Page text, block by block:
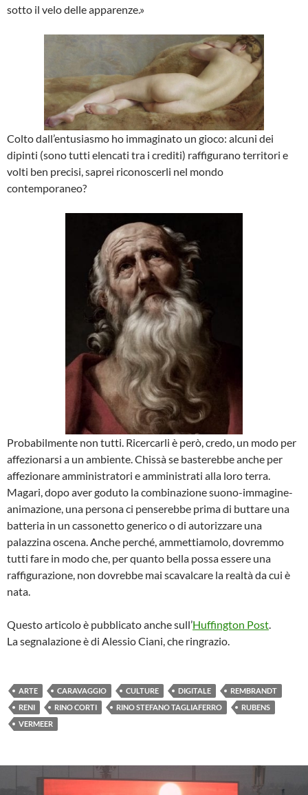
sotto il velo delle apparenze.»
Colto dall’entusiasmo ho immaginato un gioco: alcuni dei
dipinti (sono tutti elencati tra i crediti) raffigurano territori e
volti ben precisi, saprei riconoscerli nel mondo
contemporaneo?
Probabilmente non tutti. Ricercarli è però, credo, un modo per
affezionarsi a un ambiente. Chissà se basterebbe anche per
affezionare amministratori e amministrati alla loro terra.
Magari, dopo aver goduto la combinazione suono-immagine-
animazione, una persona ci penserebbe prima di buttare una
batteria in un cassonetto generico o di autorizzare una
palazzina oscena. Anche perché, ammettiamolo, dovremmo
tutti fare in modo che, per quanto bella possa essere una
raffigurazione, non dovrebbe mai scavalcare la realtà da cui è
nata.
Questo articolo è pubblicato anche sull’Huffington Post.
La segnalazione è di Alessio Ciani, che ringrazio.
ARTE CARAVAGGIO CULTURE DIGITALE
REMBRANDT
RENI
RINO CORTI RINO STEFANO TAGLIAFERRO
RUBENS
VERMEER